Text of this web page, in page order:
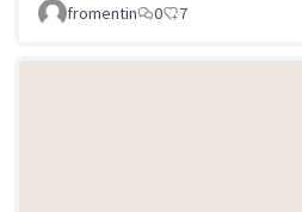
fromentin
0 7